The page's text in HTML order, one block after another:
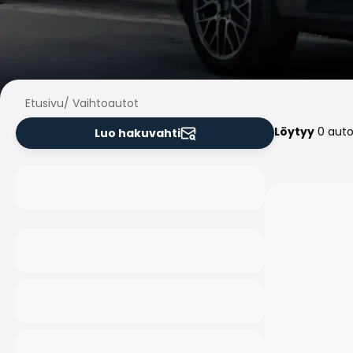
Etusivu/ Vaihtoautot
Luo hakuvahti
Löytyy 0